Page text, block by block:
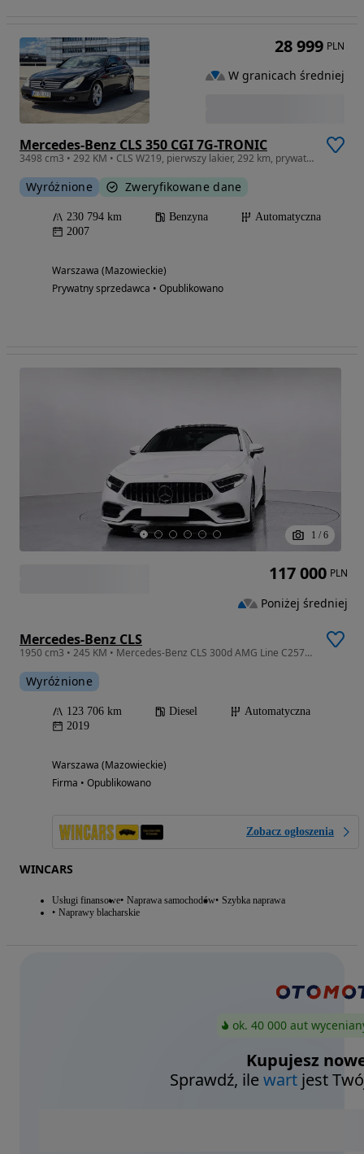
Mercedes-Benz CLS 350 CGI 7G-TRONIC
3498 cm3 • 292 KM • CLS W219, pierwszy lakier, 292 km, prywatne
Wyróżnione Zweryfikowane dane
230 794 km Benzyna
Automatyczna
2007
Warszawa (Mazowieckie)
Prywatny sprzedawca • Opublikowano
28 999 PLN
W granicach średniej
1 / 6
Mercedes-Benz CLS
1950 cm3 • 245 KM • Mercedes-Benz CLS 300d AMG Line C257 | 245 KM | 9G-TRONIC | Burmester
Wyróżnione
123 706 km Diesel
Automatyczna
2019
Warszawa (Mazowieckie)
Firma • Opublikowano
Zobacz ogłoszenia
WINCARS
Usługi finansowe Naprawa samochodów Szybka naprawa
Naprawy blacharskie
117 000 PLN
Poniżej średniej
ok. 40 000 aut
Kupujesz
Sprawdź, ilewart jest